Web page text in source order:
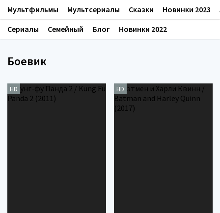
Боевик
HD HD
Мультфильмы Мультсериалы Сказки Новинки 2023
Сериалы
Семейный Блог Новинки 2022